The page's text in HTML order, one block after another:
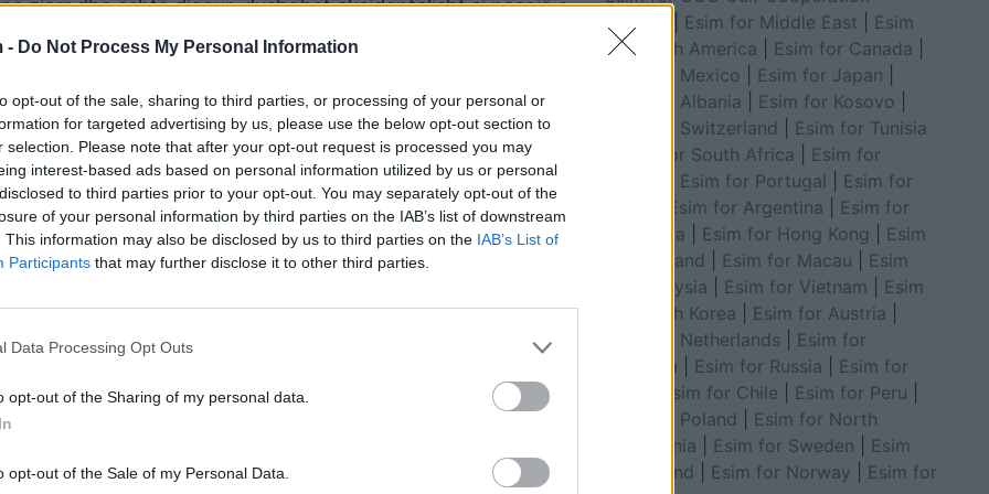
- Do Not Process My Personal Information
opt-out of the sale, sharing to third parties, or processing of your personal or
for targeted advertising by us, please use the below opt-out section to
selection. Please note that after your opt-out request is processed you may
interest-based ads based on personal information utilized by us or personal
to third parties prior to your opt-out. You may separately opt-out of the
of your personal information by third parties on the IAB’s list of downstream
This information may also be disclosed by us to third parties on the IAB’s List of
Participants that may further disclose it to other third parties.
Data Processing Opt Outs
opt-out of the Sharing of my personal data.
opt-out of the Sale of my Personal Data.
zjarr dhe është djegur, dyshohet aksidentalisht si pasojë e
në pronësi të shtetasit francez A. D.
rrethanave të ngjarjes.
Përfshihet nga flakët automjeti në Vlorë
Një automjet e tipit “Ford” është përfshirë
Esim for Middle East
Esim
for South America
Esim for Canada
Esim for Mexico
Esim for Japan
Esim for Albania
Esim for Kosovo
Esim for Switzerland
Esim for Tunisia
Esim for South Africa
Esim for
Esim for Portugal
Esim for
Esim for Argentina
Esim for
Colombia
Esim for Hong Kong
Esim
for Thailand
Esim for Macau
Esim
for Malaysia
Esim for Vietnam
Esim
for South Korea
Esim for Austria
Esim for Netherlands
Esim for
Australia
Esim for Russia
Esim for
Esim for Chile Esim for Peru
Esim for Poland
Esim for North
Macedonia
Esim for Sweden
Esim
for Finland
Esim for Norway
Esim for